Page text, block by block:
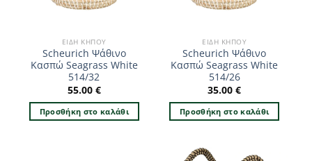
ΕΊΔΗ ΚΉΠΟΥ
Scheurich Ψάθινο
Κασπώ Seagrass White
514/32
55.00 €
Προσθήκη στο καλάθι
ΕΊΔΗ ΚΉΠΟΥ
Scheurich Ψάθινο
Κασπώ Seagrass White
514/26
35.00€
Προσθήκη στο καλάθι